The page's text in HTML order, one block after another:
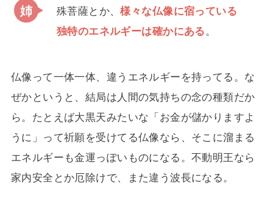
殊菩薩とか、様々な仏像に宿っている
独特のエネルギーは確かにある。
仏像って一体一体、違うエネルギーを持ってる。な
ぜかというと、結局は人間の気持ちの念の種類だか
ら。たとえば大黒天みたいな「お金が儲かりますよ
うに」って祈願を受けてる仏像なら、そこに溜まる
エネルギーも金運っぽいものになる。不動明王なら
家内安全とか厄除けで、また違う波長になる。